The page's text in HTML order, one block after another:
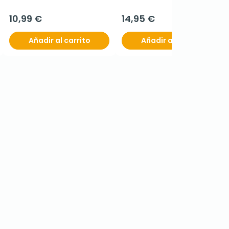
10,99 €
Añadir al carrito
14,95 €
Añadir al carrito